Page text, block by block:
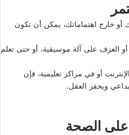
خارج اهتماماتك، يمكن أن تكون
العزف على آلة موسيقية، أو حتى تعلم
أو في مراكز تعليمية، فإن
ويحفز العقل.
على الصحة